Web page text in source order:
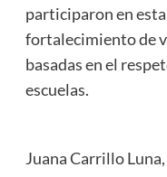
participaron en
fortalecimiento de
basadas en el
escuelas.
Juana Carrillo